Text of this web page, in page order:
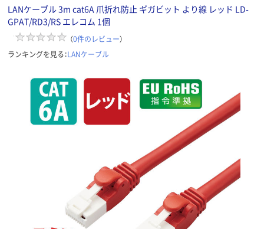
LANケーブル 3m cat6A 爪折れ防止 ギガビット より線 レッド LD-
GPAT/RD3/RS エレコム 1個
（0件のレビュー）
ランキングを見る：LANケーブル